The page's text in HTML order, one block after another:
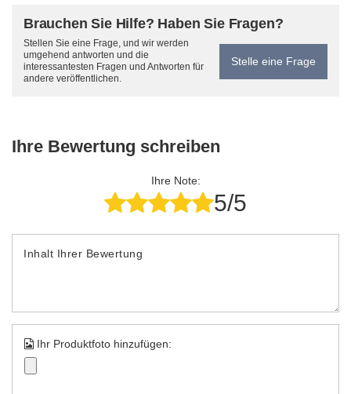
Brauchen Sie Hilfe? Haben Sie Fragen?
Stellen Sie eine Frage, und wir werden
umgehend antworten und die
interessantesten Fragen und Antworten für
andere veröffentlichen.
Stelle eine Frage
Ihre Bewertung schreiben
Ihre Note:
5/5
Inhalt Ihrer Bewertung
Ihr Produktfoto hinzufügen: